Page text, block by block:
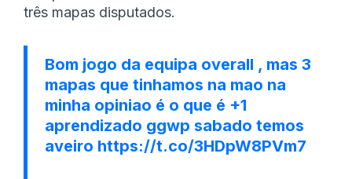
três mapas disputados.
Bom jogo da equipa overall , mas 3
mapas que tinhamos na mao na
minha opiniao é o que é +1
aprendizado ggwp sabado temos
aveiro https://t.co/3HDpW8PVm7